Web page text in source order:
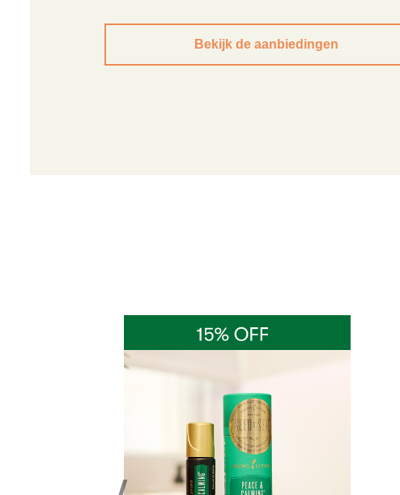
Bekijk de aanbiedingen